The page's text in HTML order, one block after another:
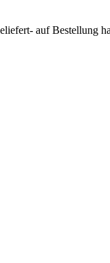
auf Bestellung